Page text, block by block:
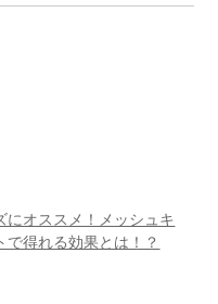
にオススメ！メッシュキ
で得れる効果とは！？